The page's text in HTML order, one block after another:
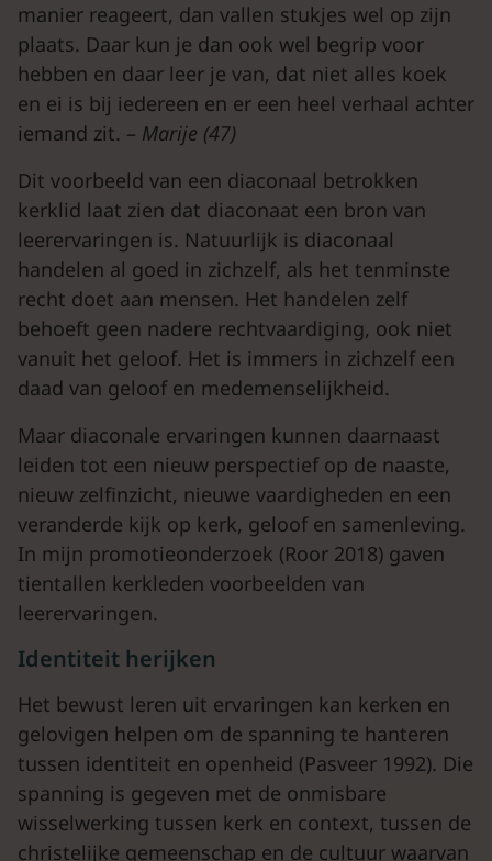
manier reageert, dan vallen stukjes wel op zijn
plaats. Daar kun je dan ook wel begrip voor
hebben en daar leer je van, dat niet alles koek
en ei is bij iedereen en er een heel verhaal achter
iemand zit. – Marije (47)
Dit voorbeeld van een diaconaal betrokken
kerklid laat zien dat diaconaat een bron van
leerervaringen is. Natuurlijk is diaconaal
handelen al goed in zichzelf, als het tenminste
recht doet aan mensen. Het handelen zelf
behoeft geen nadere rechtvaardiging, ook niet
vanuit het geloof. Het is immers in zichzelf een
daad van geloof en medemenselijkheid.
Maar diaconale ervaringen kunnen daarnaast
leiden tot een nieuw perspectief op de naaste,
nieuw zelfinzicht, nieuwe vaardigheden en een
veranderde kijk op kerk, geloof en samenleving.
In mijn promotieonderzoek (Roor 2018) gaven
tientallen kerkleden voorbeelden van
leerervaringen.
Identiteit herijken
Het bewust leren uit ervaringen kan kerken en
gelovigen helpen om de spanning te hanteren
tussen identiteit en openheid (Pasveer 1992). Die
spanning is gegeven met de onmisbare
wisselwerking tussen kerk en context, tussen de
christelijke gemeenschap en de cultuur waarvan